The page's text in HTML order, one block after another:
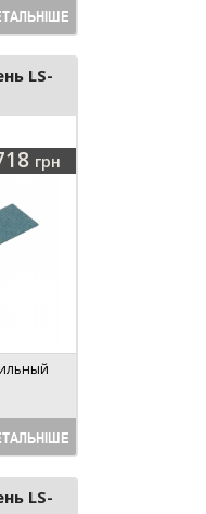
LS-
грн
LS-